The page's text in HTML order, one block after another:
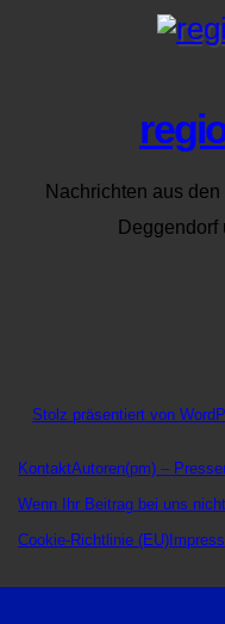
Nachrichten aus
Stolz präsentiert von
KontaktAutoren(pm) –
Wenn Ihr Beitrag bei uns
Cookie-Richtlinie (EU)